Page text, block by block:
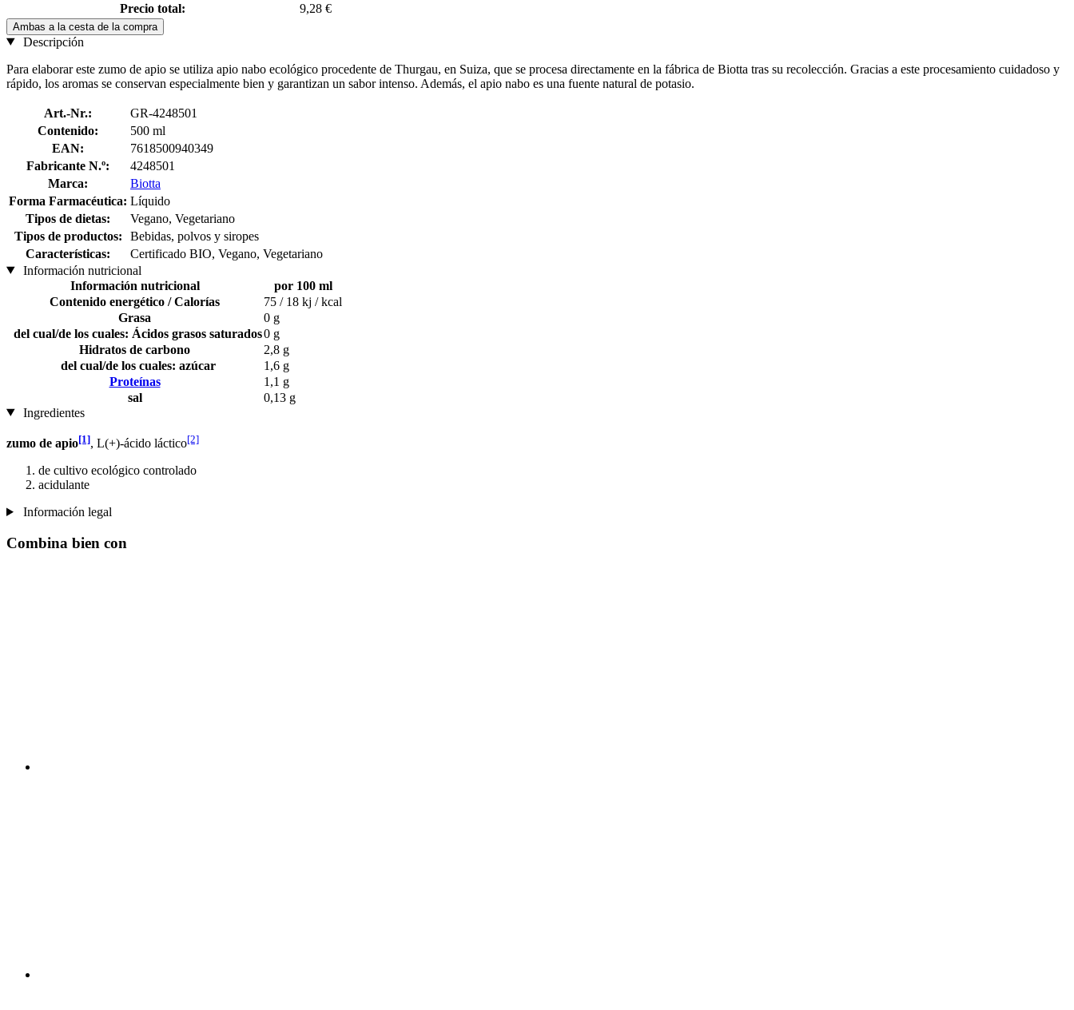
Precio total:
9,28 €
Ambas a la cesta de la compra
Descripción
Para elaborar este zumo de apio se utiliza apio nabo ecológico procedente de Thurgau, en Suiza, que se procesa directamente en la fábrica de Biotta tras su recolección. Gracias a este procesamiento cuidadoso y
rápido, los aromas se conservan especialmente bien y garantizan un sabor intenso. Además, el apio nabo es una fuente natural de potasio.
Art.-Nr.:
GR-4248501
Contenido:
500 ml
EAN:
7618500940349
Fabricante N.º:
4248501
Marca:
Biotta
Forma Farmacéutica: Líquido
Tipos de dietas:
Vegano, Vegetariano
Tipos de productos:
Bebidas, polvos y siropes
Características:
Certificado BIO, Vegano, Vegetariano
Información nutricional
Información nutricional
por 100 ml
Contenido energético / Calorías
75 / 18 kj / kcal
Grasa
0 g
del cual/de los cuales: Ácidos grasos saturados0 g
Hidratos de carbono
2,8 g
del cual/de los cuales: azúcar
1,6 g
Proteínas
1,1 g
sal
0,13 g
Ingredientes
zumo de apio[1], L(+)-ácido láctico[2]
de cultivo ecológico controlado
acidulante
Información legal
Combina bien con